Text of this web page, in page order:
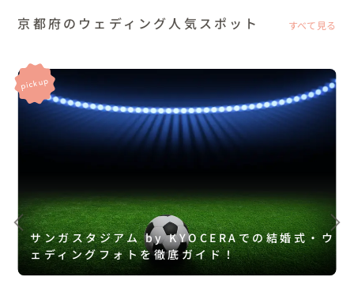
京都府のウェディング人気スポット すべて見る
サンガスタジアム by KYOCERAでの結婚式・ウ
ェディングフォトを徹底ガイド！